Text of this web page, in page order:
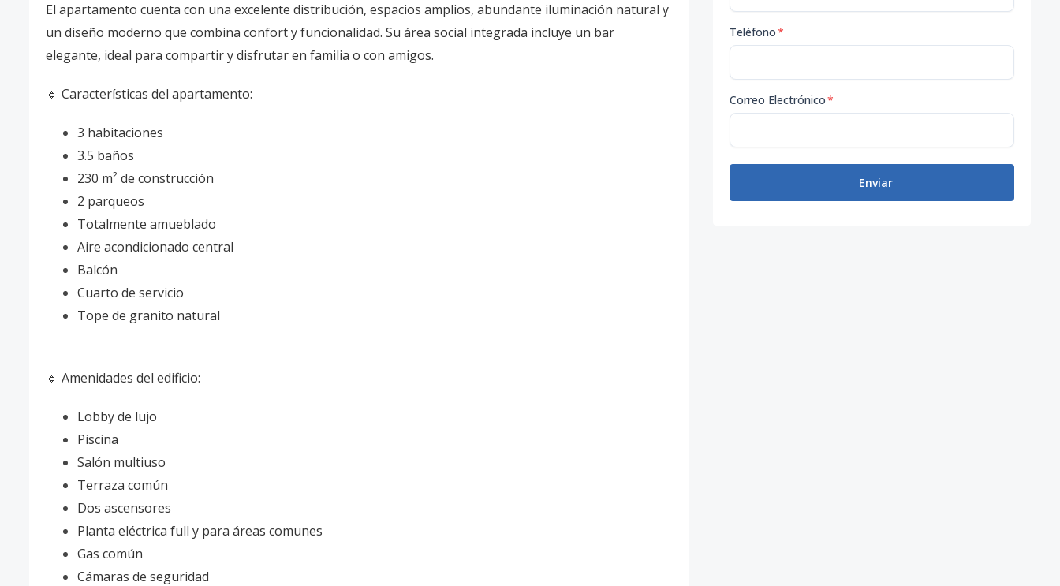
El apartamento cuenta con una excelente distribución, espacios amplios, abundante iluminación natural y
un diseño moderno que combina confort y funcionalidad. Su área social integrada incluye un bar
elegante, ideal para compartir y disfrutar en familia o con amigos.
🔹 Características del apartamento:
3 habitaciones
3.5 baños
230 m² de construcción
2 parqueos
Totalmente amueblado
Aire acondicionado central
Balcón
Cuarto de servicio
Tope de granito natural
🔹 Amenidades del edificio:
Lobby de lujo
Piscina
Salón multiuso
Terraza común
Dos ascensores
Planta eléctrica full y para áreas comunes
Gas común
Cámaras de seguridad
Teléfono*
Correo Electrónico*
Enviar